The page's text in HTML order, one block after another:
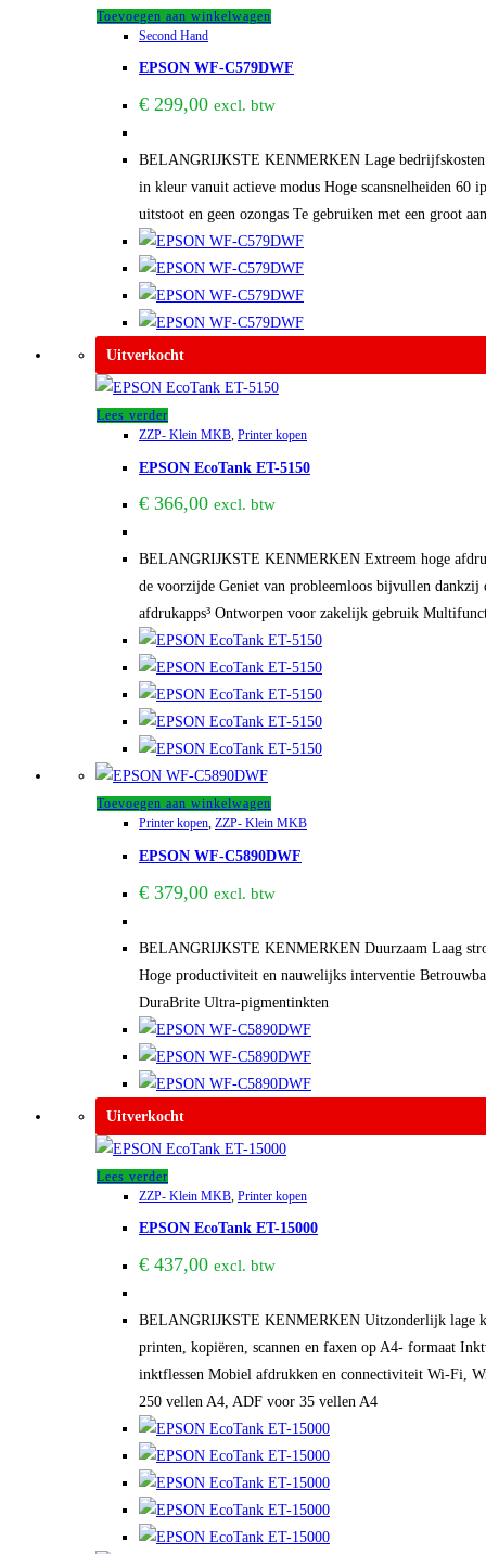
Toevoegen aan winkelwagen
Second Hand
EPSON WF-C579DWF
€ 299,00 excl. btw
BELANGRIJKSTE KENMERKEN Lage bedrijfskosten
in kleur vanuit actieve modus Hoge scansnelheiden 60
uitstoot en geen ozongas Te gebruiken met een groot
Uitverkocht
Lees verder
ZZP- Klein MKB, Printer kopen
EPSON EcoTank ET-5150
€ 366,00 excl. btw
BELANGRIJKSTE KENMERKEN Extreem hoge
de voorzijde Geniet van probleemloos bijvullen
afdrukapps³ Ontworpen voor zakelijk gebruik
Toevoegen aan winkelwagen
Printer kopen, ZZP- Klein MKB
EPSON WF-C5890DWF
€ 379,00 excl. btw
BELANGRIJKSTE KENMERKEN Duurzaam Laag
Hoge productiviteit en nauwelijks interventie
DuraBrite Ultra-pigmentinkten
Uitverkocht
Lees verder
ZZP- Klein MKB Printer kopen
EPSON EcoTank ET-15000
€ 437,00 excl. btw
BELANGRIJKSTE KENMERKEN Uitzonderlijk lage
printen, kopiëren, scannen en faxen op A4- formaat
inktflessen Mobiel afdrukken en connectiviteit Wi-Fi,
250 vellen A4, ADF voor 35 vellen A4